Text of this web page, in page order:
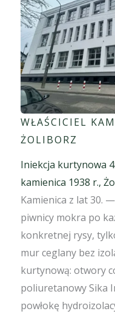
WŁAŚCICIEL
ŻOLIBORZ
Iniekcja kurtynowa
kamienica 1938 r.,
Kamienica z lat 30.
piwnicy mokra po
konkretnej rysy,
mur ceglany bez
kurtynową: otwory
poliuretanowy Sika
powłokę